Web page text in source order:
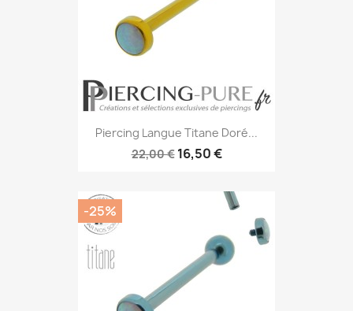
Piercing Langue Titane Doré...
22,00 € 16,50 €
-25%